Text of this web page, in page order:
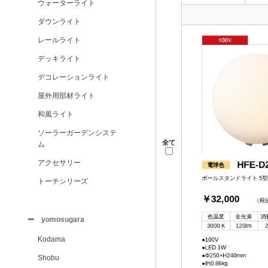
ウォーターライト
ダウンライト
レールライト
デッキライト
デコレーションライト
屋外用部材ライト
和風ライト
ソーラーガーデンシステ
ム
アクセサリー
トーチシリーズ
yomosugara
Kodama
Shobu
全て